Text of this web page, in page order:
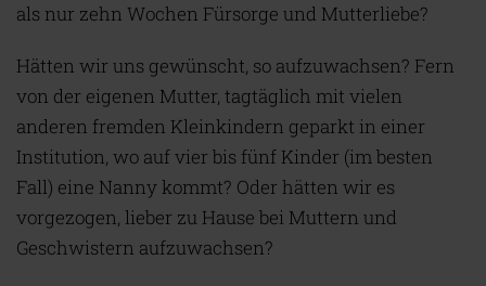
als nur zehn Wochen Fürsorge und Mutterliebe?
Hätten wir uns gewünscht, so aufzuwachsen? Fern
von der eigenen Mutter, tagtäglich mit vielen
anderen fremden Kleinkindern geparkt in einer
Institution, wo auf vier bis fünf Kinder (im besten
Fall) eine Nanny kommt? Oder hätten wir es
vorgezogen, lieber zu Hause bei Muttern und
Geschwistern aufzuwachsen?